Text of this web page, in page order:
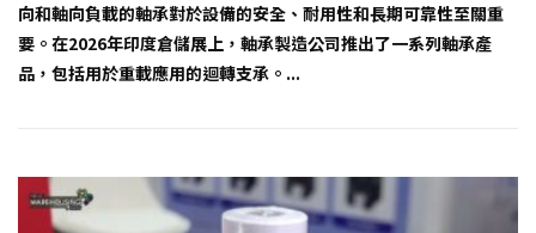
向和軸向負載的軸承對於設備的安全、耐用性和長期可靠性至關重
要。在2026年印度倉儲展上，軸承製造公司推出了一系列軸承產
品，包括用於重載應用的迴轉支承。...